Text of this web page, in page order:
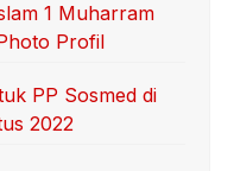
1 Muharram
Profil
PP Sosmed di
2022